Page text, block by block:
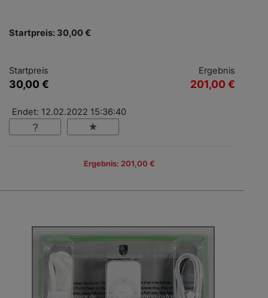
Startpreis: 30,00 €
Startpreis
30,00 €
Ergebnis
201,00 €
Endet: 12.02.2022 15:36:40
Ergebnis: 201,00 €